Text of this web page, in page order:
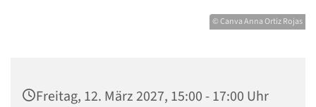
© Canva Anna Ortiz Rojas
Freitag, 12. März 2027, 15:00 - 17:00 Uhr